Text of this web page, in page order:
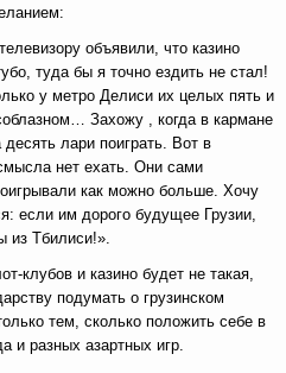
объявили, что казино
туда бы я точно ездить не стал!
у метро Делиси их целых пять и
Захожу , когда в кармане
лари поиграть. Вот в
нет ехать. Они сами
как можно больше. Хочу
если им дорого будущее Грузии,
из Тбилиси!».
клубов и казино будет не такая,
подумать о грузинском
тем, сколько положить себе в
и разных азартных игр.